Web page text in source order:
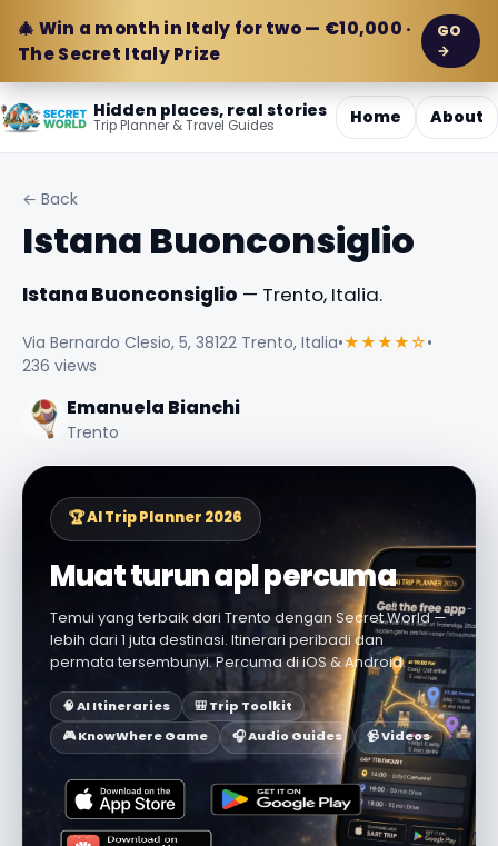
🎄 Win a month in Italy for two — €10,000 ·
The Secret Italy Prize
GO
→
Hidden places, real stories
Trip Planner & Travel Guides Home About
← Back
Istana Buonconsiglio
Istana Buonconsiglio — Trento, Italia.
Via Bernardo Clesio, 5, 38122 Trento, Italia•★★★★☆•
236 views
Emanuela Bianchi
Trento
🏆 AI Trip Planner 2026
Muat turun apl percuma
Temui yang terbaik dari Trento dengan Secret World —
lebih dari 1 juta destinasi. Itinerari peribadi dan
permata tersembunyi. Percuma di iOS & Android.
🧠 AI Itineraries
🎒 Trip Toolkit
🎮 KnowWhere Game
🎧 Audio Guides 📹 Videos